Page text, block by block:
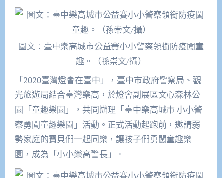
圖文：臺中樂高城市公益賽小小警察領銜防疫闖童
趣。（孫崇文/攝）
「2020臺灣燈會在臺中」，臺中市政府警察局、觀
光旅遊局結合臺灣樂高，於燈會副展區文心森林公
園「童趣樂園」，共同辦理「臺中樂高城市 小小警
察勇闖童趣樂園」活動。正式活動起跑前，邀請弱
勢家庭的寶貝們一起同樂，讓孩子們勇闖童趣樂
園，成為「小小樂高警長」。